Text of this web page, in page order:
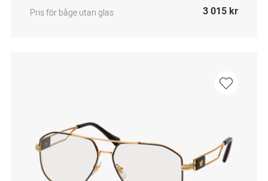
Pris för båge utan glas
3 015 kr